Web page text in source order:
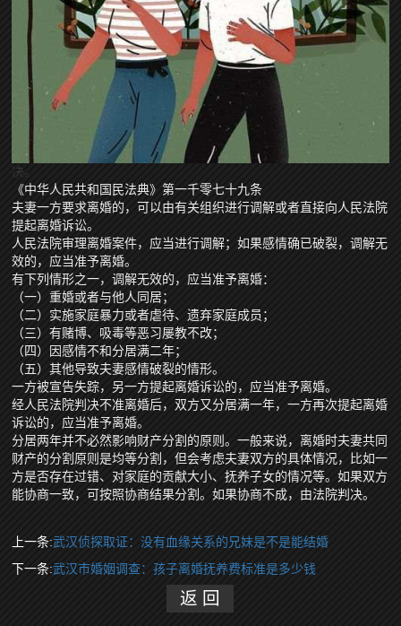
决。
《中华人民共和国民法典》第一千零七十九条
夫妻一方要求离婚的，可以由有关组织进行调解或者直接向人民法院
提起离婚诉讼。
人民法院审理离婚案件，应当进行调解；如果感情确已破裂，调解无
效的，应当准予离婚。
有下列情形之一，调解无效的，应当准予离婚：
（一）重婚或者与他人同居；
（二）实施家庭暴力或者虐待、遗弃家庭成员；
（三）有赌博、吸毒等恶习屡教不改；
（四）因感情不和分居满二年；
（五）其他导致夫妻感情破裂的情形。
一方被宣告失踪，另一方提起离婚诉讼的，应当准予离婚。
经人民法院判决不准离婚后，双方又分居满一年，一方再次提起离婚
诉讼的，应当准予离婚。
分居两年并不必然影响财产分割的原则。一般来说，离婚时夫妻共同
财产的分割原则是均等分割，但会考虑夫妻双方的具体情况，比如一
方是否存在过错、对家庭的贡献大小、抚养子女的情况等。如果双方
能协商一致，可按照协商结果分割。如果协商不成，由法院判决。
上一条:武汉侦探取证：没有血缘关系的兄妹是不是能结婚
下一条:武汉市婚姻调查：孩子离婚抚养费标准是多少钱